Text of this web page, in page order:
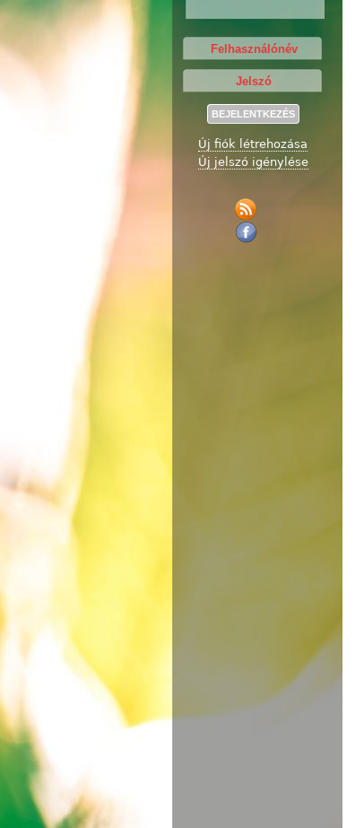
Új fiók létrehozása
Új jelszó igénylése